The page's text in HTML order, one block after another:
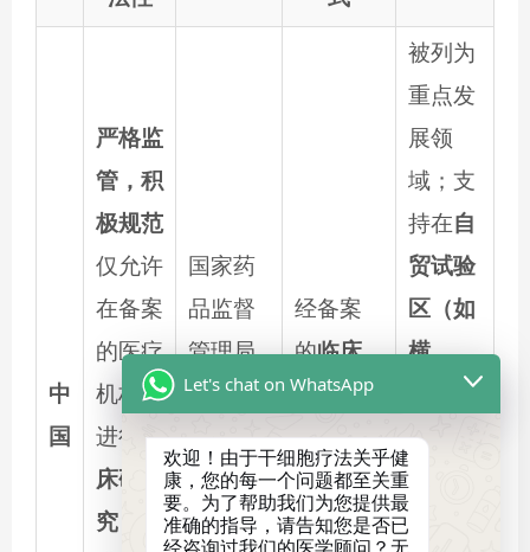
中
国
严格监
管，积
极规范
仅允许
在备案
的医疗
机构中
进行
临
床研
究
国家药
品监督
管理局
(NMPA)
国家卫
生健康
委员会
经备案
的临床
试
验（例
如Ⅰ期试
验）
被列为
重点发
展领
域；支
持在自
贸试验
区（如
横
等
特定区
域先行
Let's chat on WhatsApp
欢迎！由于干细胞疗法关乎健
康，您的每一个问题都至关重
要。为了帮助我们为您提供最
准确的指导，请告知您是否已
经咨询过我们的医学顾问？无